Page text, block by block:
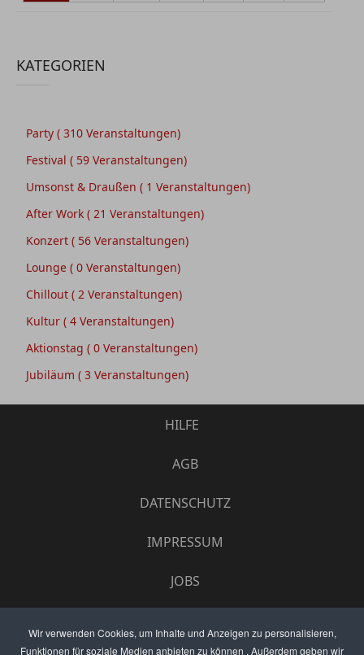
Wir verwenden Cookies, um Inhalte und Anzeigen zu personalisieren,
Funktionen für soziale Medien anbieten zu können . Außerdem geben wir
KATEGORIEN
Party ( 310 Veranstaltungen)
Festival ( 59 Veranstaltungen)
Umsonst & Draußen ( 1 Veranstaltungen)
After Work ( 21 Veranstaltungen)
Konzert ( 56 Veranstaltungen)
Lounge ( 0 Veranstaltungen)
Chillout ( 2 Veranstaltungen)
Kultur ( 4 Veranstaltungen)
Aktionstag ( 0 Veranstaltungen)
Jubiläum ( 3 Veranstaltungen)
HILFE
AGB
DATENSCHUTZ
IMPRESSUM
JOBS